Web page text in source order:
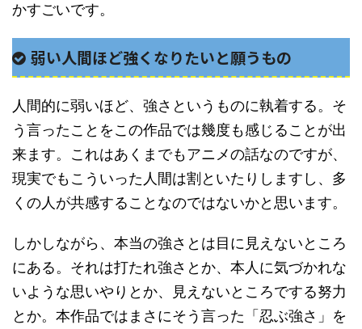
かすごいです。
弱い人間ほど強くなりたいと願うもの
人間的に弱いほど、強さというものに執着する。そ
う言ったことをこの作品では幾度も感じることが出
来ます。これはあくまでもアニメの話なのですが、
現実でもこういった人間は割といたりしますし、多
くの人が共感することなのではないかと思います。
しかしながら、本当の強さとは目に見えないところ
にある。それは打たれ強さとか、本人に気づかれな
いような思いやりとか、見えないところでする努力
とか。本作品ではまさにそう言った「忍ぶ強さ」を